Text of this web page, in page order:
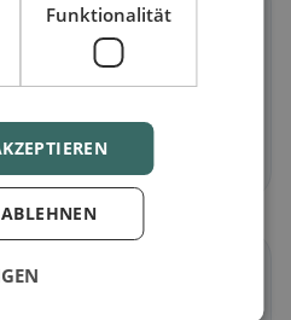
Funktionalität